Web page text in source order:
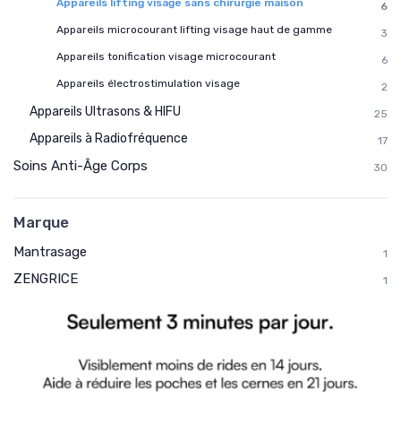
6
Appareils microcourant lifting visage haut de gamme
3
Appareils tonification visage microcourant
6
Appareils électrostimulation visage
2
Appareils Ultrasons & HIFU 25
Appareils à Radiofréquence 17
Soins Anti-Âge Corps 30
Marque
Mantrasage 1
ZENGRICE 1